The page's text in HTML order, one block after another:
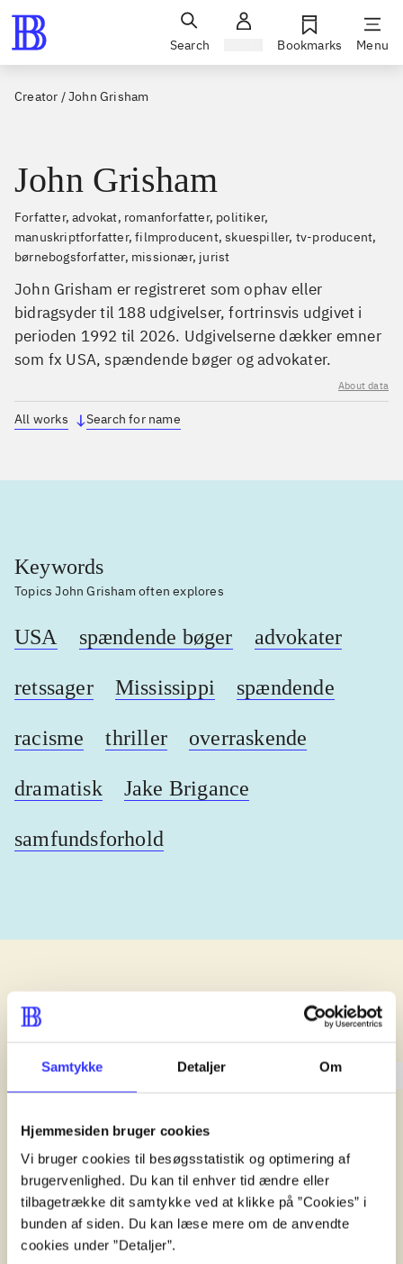
Samtykke Detaljer Om
Hjemmesiden bruger cookies
Vi bruger cookies til besøgsstatistik og optimering af
brugervenlighed. Du kan til enhver tid ændre eller
tilbagetrække dit samtykke ved at klikke på ”Cookies” i
bunden af siden. Du kan læse mere om de anvendte
cookies under ”Detaljer”.
Search Bookmarks Menu
Creator /John Grisham
John Grisham
forfatter, advokat, romanforfatter, politiker,
manuskriptforfatter, filmproducent, skuespiller, tv-producent,
børnebogsforfatter, missionær, jurist
John Grisham er registreret som ophav eller
bidragsyder til 188 udgivelser, fortrinsvis udgivet i
perioden 1992 til 2026. Udgivelserne dækker emner
som fx USA, spændende bøger og advokater.
About data
All works Search for name
Keywords
Topics John Grisham often explores
USA spændende bøger advokater
retssager Mississippi spændende
racisme thriller overraskende
dramatisk Jake Brigance
samfundsforhold
lorem ipsum dolor sit amet ...
lorem ipsum dolor sit amet
Reviewed in
d. 1. januar 2024